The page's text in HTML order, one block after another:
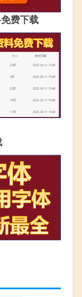
费下载